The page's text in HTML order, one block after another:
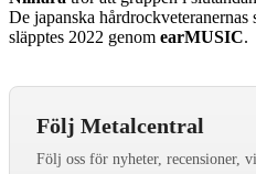
De japanska hårdrockveteranernas
släpptes 2022 genom earMUSIC.
Följ Metalcentral
Följ oss för nyheter, recensioner,